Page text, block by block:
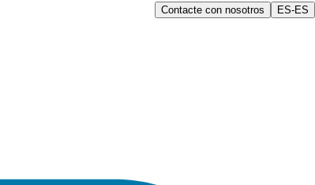
Contacte con nosotros ES-ES